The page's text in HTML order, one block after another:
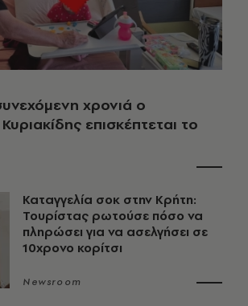
χρονιά ο
επισκέπτεται το
Καταγγελία σοκ στην Κρήτη:
Τουρίστας ρωτούσε πόσο να
πληρώσει για να ασελγήσει σε
10χρονο κορίτσι
Newsroom